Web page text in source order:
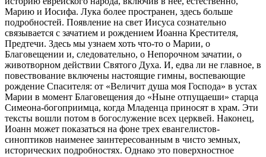
Марию и Иосифа. Лука более пространен, здесь больше
подробностей. Появление на свет Иисуса сознательно
связывается с зачатием и рождением Иоанна Крестителя,
Предтечи. Здесь мы узнаем хоть что-то о Марии, о
Благовещении и, следовательно, о Непорочном зачатии, о
животворном действии Святого Духа. И, едва ли не главное, в
повествование включены настоящие гимны, воспевающие
рождение Спасителя: от «Величит душа моя Господа» в устах
Марии в момент Благовещения до «Ныне отпущаеши» старца
Симеона-богоприимца, когда Младенца приносят в храм. Эти
тексты вошли потом в богослужение всех церквей. Наконец,
Иоанн может показаться на фоне трех евангелистов-
синоптиков наименее заинтересованным в чисто земных,
исторических подробностях. Однако это поверхностное